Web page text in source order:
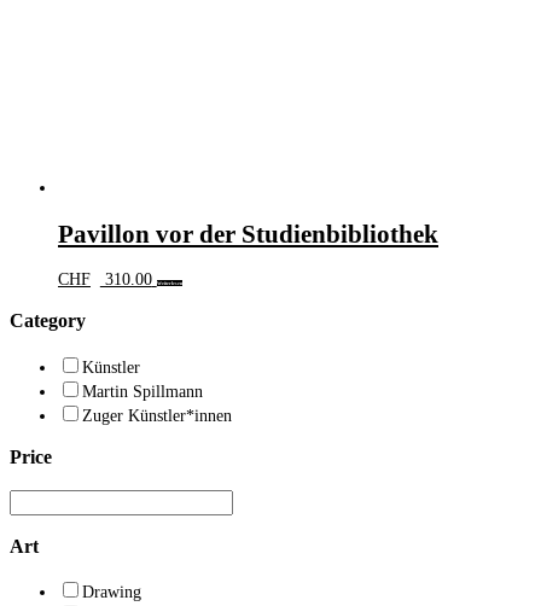
Pavillon vor der Studienbibliothek
CHF 310.00 Weiterlesen
Category
Künstler
Martin Spillmann
Zuger Künstler*innen
Price
Art
Drawing